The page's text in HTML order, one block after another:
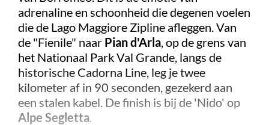
adrenaline en schoonheid die degenen voelen
die de Lago Maggiore Zipline afleggen. Van
de "Fienile" naar Pian d'Arla, op de grens van
het Nationaal Park Val Grande, langs de
historische Cadorna Line, leg je twee
kilometer af in 90 seconden, gezekerd aan
een stalen kabel. De finish is bij de 'Nido' op
Alpe Segletta.